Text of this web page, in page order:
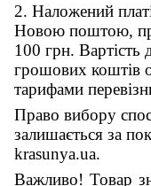
2. Наложений
Новою поштою,
100 грн. Вартість
грошових коштів
тарифами
Право вибору
залишається за
krasunya.ua.
Важливо! Товар